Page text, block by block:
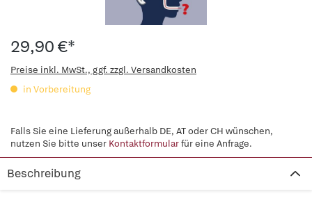
29,90 €*
Preise inkl. MwSt., ggf. zzgl. Versandkosten
in Vorbereitung
Falls Sie eine Lieferung außerhalb DE, AT oder CH wünschen,
nutzen Sie bitte unser Kontaktformularfür eine Anfrage.
Beschreibung